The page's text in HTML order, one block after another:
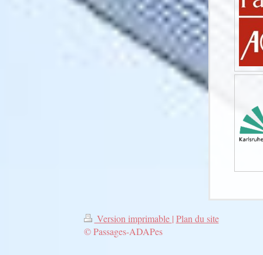
Version imprimable | Plan du site
© Passages-ADAPes